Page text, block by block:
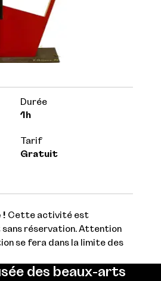
Durée
1h
Tarif
Gratuit
! Cette activité est
réservation. Attention
se fera dans la limite des
des beaux-arts